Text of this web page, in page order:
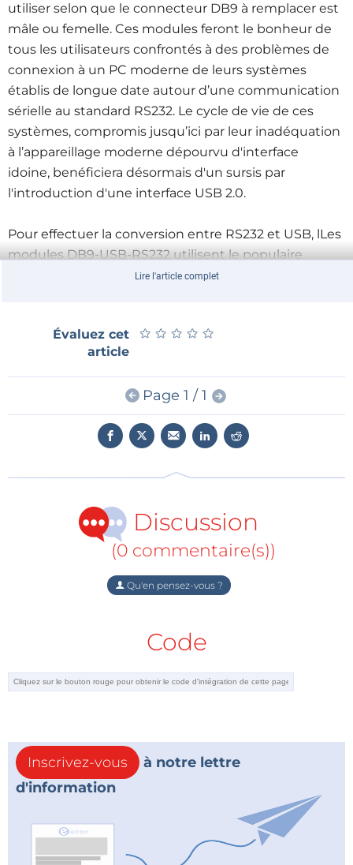
utiliser selon que le connecteur DB9 à remplacer est
mâle ou femelle. Ces modules feront le bonheur de
tous les utilisateurs confrontés à des problèmes de
connexion à un PC moderne de leurs systèmes
établis de longue date autour d’une communication
sérielle au standard RS232. Le cycle de vie de ces
systèmes, compromis jusqu’ici par leur inadéquation
à l’appareillage moderne dépourvu d'interface
idoine, benéficiera désormais d'un sursis par
l'introduction d'une interface USB 2.0.
Pour effectuer la conversion entre RS232 et USB, lLes
modules DB9-USB-RS232 utilisent le populaire
convertisseur FT232R de FTDI. L’alimentation du
Fourni par FTDI avec les modules DB9-USB-RS232, le
logiciel de commande libre de droits permet
d'intégrer dans une application existante la nouvelle
interface sous la forme d'un port COM virtuel, offrant
ainsi rapidité et facilité d'installation sans recours à
des logiciels existants. La compatibilité est assurée
Lire l'article complet
Évaluez cet
article
★ ★ ★ ★ ★
★ ★ ★ ★ ★
Page 1 / 1
Discussion
(0 commentaire(s))
Qu'en pensez-vous ?
Code
Inscrivez-vous
à notre lettre
d'information